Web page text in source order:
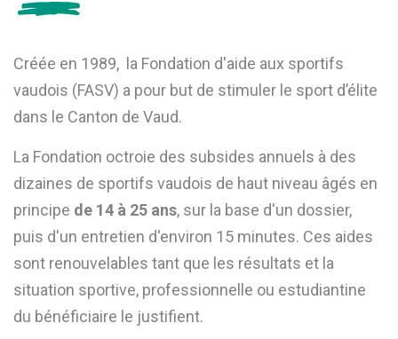
Créée en 1989, la Fondation d'aide aux sportifs
vaudois (FASV) a pour but de stimuler le sport d’élite
dans le Canton de Vaud.
La Fondation octroie des subsides annuels à des
dizaines de sportifs vaudois de haut niveau âgés en
principe de 14 à 25 ans, sur la base d'un dossier,
puis d'un entretien d'environ 15 minutes. Ces aides
sont renouvelables tant que les résultats et la
situation sportive, professionnelle ou estudiantine
du bénéficiaire le justifient.